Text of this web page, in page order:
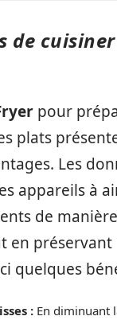
de
pour
plats
Les
appareils à
de
en préservant
quelques
: En diminuant